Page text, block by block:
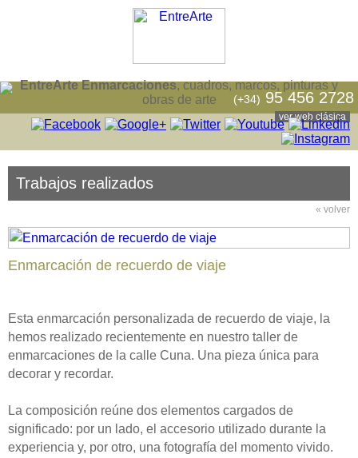
EntreArte Enmarcaciones, cuadros, marcos, pinturas y
obras de arte
ver web clásica
(+34) 95 456 2728
Trabajos realizados
« volver
Enmarcación de recuerdo de viaje
Esta enmarcación personalizada de recuerdo de viaje, la
hemos realizado recientemente en nuestro taller de
enmarcaciones de la calle Cuna. Una pieza única para
decorar y recordar.
La composición reúne dos elementos cargados de
significado: por un lado, el accesorio utilizado durante la
experiencia y, por otro, una fotografía del momento vivido.